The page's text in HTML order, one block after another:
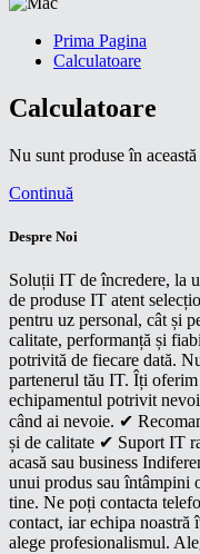
Prima Pagina
Calculatoare
Calculatoare
Nu sunt produse în
Continuă
Despre Noi
Soluții IT de încredere, la
de produse IT atent
pentru uz personal, cât și
calitate, performanță și
potrivită de fiecare dată.
partenerul tău IT. Îți oferim
echipamentul potrivit
când ai nevoie. ✔
și de calitate ✔ Suport IT
acasă sau business
unui produs sau întâmpini
tine. Ne poți contacta
contact, iar echipa noastră
alege profesionalismul.